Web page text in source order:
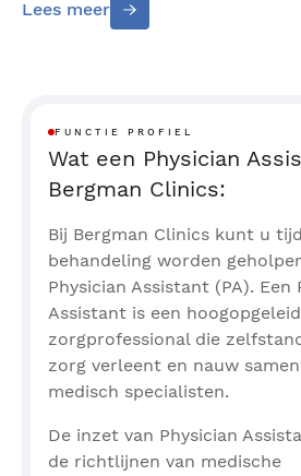
Lees meer
FUNCTIE PROFIEL
Wat een Physician
Bergman Clinics:
Bij Bergman Clinics kunt u
behandeling worden
Physician Assistant (PA). Een
Assistant is een
zorgprofessional die
zorg verleent en nauw
medisch specialisten.
De inzet van Physician
de richtlijnen van medische